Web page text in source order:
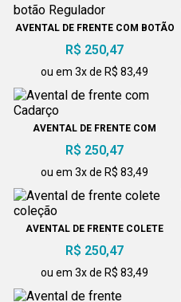
AVENTAL DE FRENTE COM BOTÃO
REGULADOR
R$ 250,47
ou em 3x de R$ 83,49
AVENTAL DE FRENTE COM
CADARÇO
R$ 250,47
ou em 3x de R$ 83,49
AVENTAL DE FRENTE COLETE
COLEÇÃO
R$ 250,47
ou em 3x de R$ 83,49